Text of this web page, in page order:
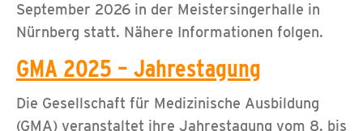
September 2026 in der Meistersingerhalle in
Nürnberg statt. Nähere Informationen folgen.
GMA 2025 – Jahrestagung
Die Gesellschaft für Medizinische Ausbildung
(GMA) veranstaltet ihre Jahrestagung vom 8. bis